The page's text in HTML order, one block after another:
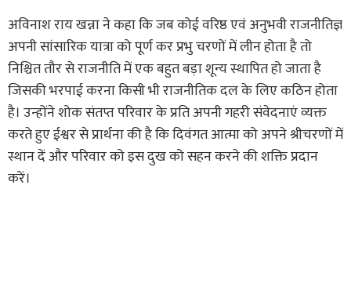
अविनाश राय खन्ना ने कहा कि जब कोई वरिष्ठ एवं अनुभवी राजनीतिज्ञ
अपनी सांसारिक यात्रा को पूर्ण कर प्रभु चरणों में लीन होता है तो
निश्चित तौर से राजनीति में एक बहुत बड़ा शून्य स्थापित हो जाता है
जिसकी भरपाई करना किसी भी राजनीतिक दल के लिए कठिन होता
है। उन्होंने शोक संतप्त परिवार के प्रति अपनी गहरी संवेदनाएं व्यक्त
करते हुए ईश्वर से प्रार्थना की है कि दिवंगत आत्मा को अपने श्रीचरणों में
स्थान दें और परिवार को इस दुख को सहन करने की शक्ति प्रदान
करें।